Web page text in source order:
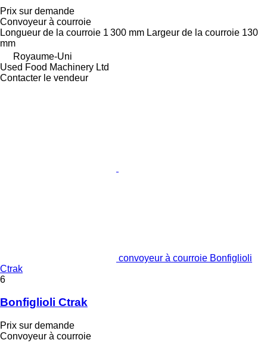
Prix sur demande
Convoyeur à courroie
Longueur de la courroie 1 300 mm Largeur de la courroie 130
mm
Royaume-Uni
Used Food Machinery Ltd
Contacter le vendeur
convoyeur à courroie Bonfiglioli
Ctrak
6
Bonfiglioli Ctrak
Prix sur demande
Convoyeur à courroie